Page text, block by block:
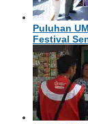
Puluhan
Festival